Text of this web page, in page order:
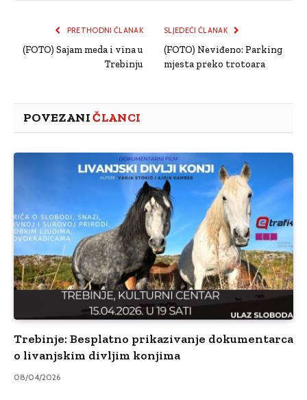
PRETHODNI ČLANAK
(FOTO) Sajam meda i vina u
Trebinju
SLJEDEĆI ČLANAK
(FOTO) Neviđeno: Parking
mjesta preko trotoara
POVEZANIČLANCI
Trebinje: Besplatno prikazivanje dokumentarca
o livanjskim divljim konjima
08/04/2026